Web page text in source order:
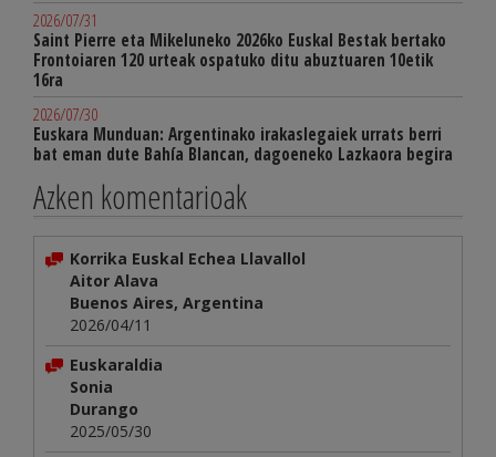
2026/07/31
Saint Pierre eta Mikeluneko 2026ko Euskal Bestak bertako
Frontoiaren 120 urteak ospatuko ditu abuztuaren 10etik
16ra
2026/07/30
Euskara Munduan: Argentinako irakaslegaiek urrats berri
bat eman dute Bahía Blancan, dagoeneko Lazkaora begira
Azken komentarioak
Korrika Euskal Echea Llavallol
Aitor Alava
Buenos Aires, Argentina
2026/04/11
Euskaraldia
Sonia
Durango
2025/05/30